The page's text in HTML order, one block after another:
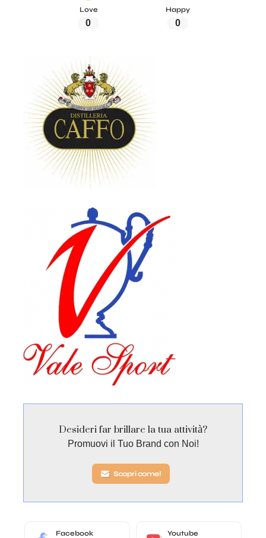
Love
0
Happy
0
Desideri far brillare la tua attività?
Promuovi il Tuo Brand con Noi!
Scopri come!
Facebook Youtube